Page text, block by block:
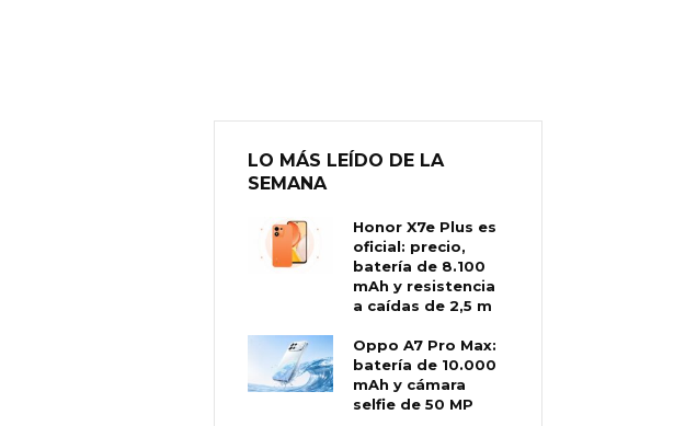
LO MÁS LEÍDO DE LA
SEMANA
Honor X7e Plus es
oficial: precio,
batería de 8.100
mAh y resistencia
a caídas de 2,5 m
Oppo A7 Pro Max:
batería de 10.000
mAh y cámara
selfie de 50 MP